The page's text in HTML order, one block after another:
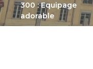
300 : Equipage
adorable